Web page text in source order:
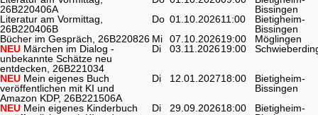
26B220406A
Bissingen
Literatur am Vormittag,
26B220406B
Do 01.10.202611:00
Bietigheim-
Bissingen
Bücher im Gespräch, 26B220826 Mi 07.10.202619:00
Möglingen
NEU Märchen im Dialog -
unbekannte Schätze neu
entdecken, 26B221034
Di 03.11.202619:00
NEU Mein eigenes Buch
veröffentlichen mit KI und
Amazon KDP, 26B221506A
Di 12.01.202718:00
Bietigheim-
Bissingen
NEU Mein eigenes Kinderbuch
Di 29.09.202618:00
Bietigheim-